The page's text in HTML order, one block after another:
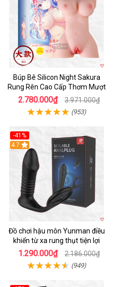
Búp Bê Silicon Night Sakura
Rung Rên Cao Cấp Thơm Mượt
2.780.000₫ 3.971.000₫
(953)
-41%
Hot
4.7
Đồ chơi hậu môn Yunman điều
khiển từ xa rung thụt tiện lợi
1.290.000₫ 2.186.000₫
(949)